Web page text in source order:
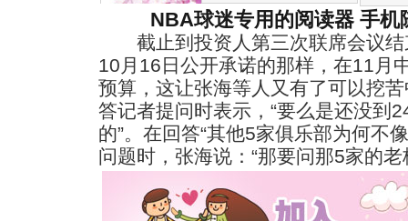
NBA球迷专用的阅读器 手机
截止到投资人第三次联席会议结
10月16日公开承诺的那样，在11月
预算，这让张海等人又有了可以挖
答记者提问时表示，“要么是还没到
的”。在回答“其他5家俱乐部为何不
问题时，张海说：“那要问那5家的